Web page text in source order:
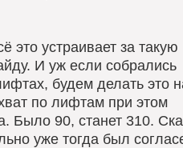
это устраивает за
И уж если собрались
будем делать это
по лифтам при этом
Было 90, станет 310.
уже тогда был